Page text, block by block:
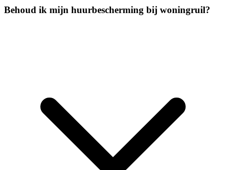
Behoud ik mijn huurbescherming bij woningruil?